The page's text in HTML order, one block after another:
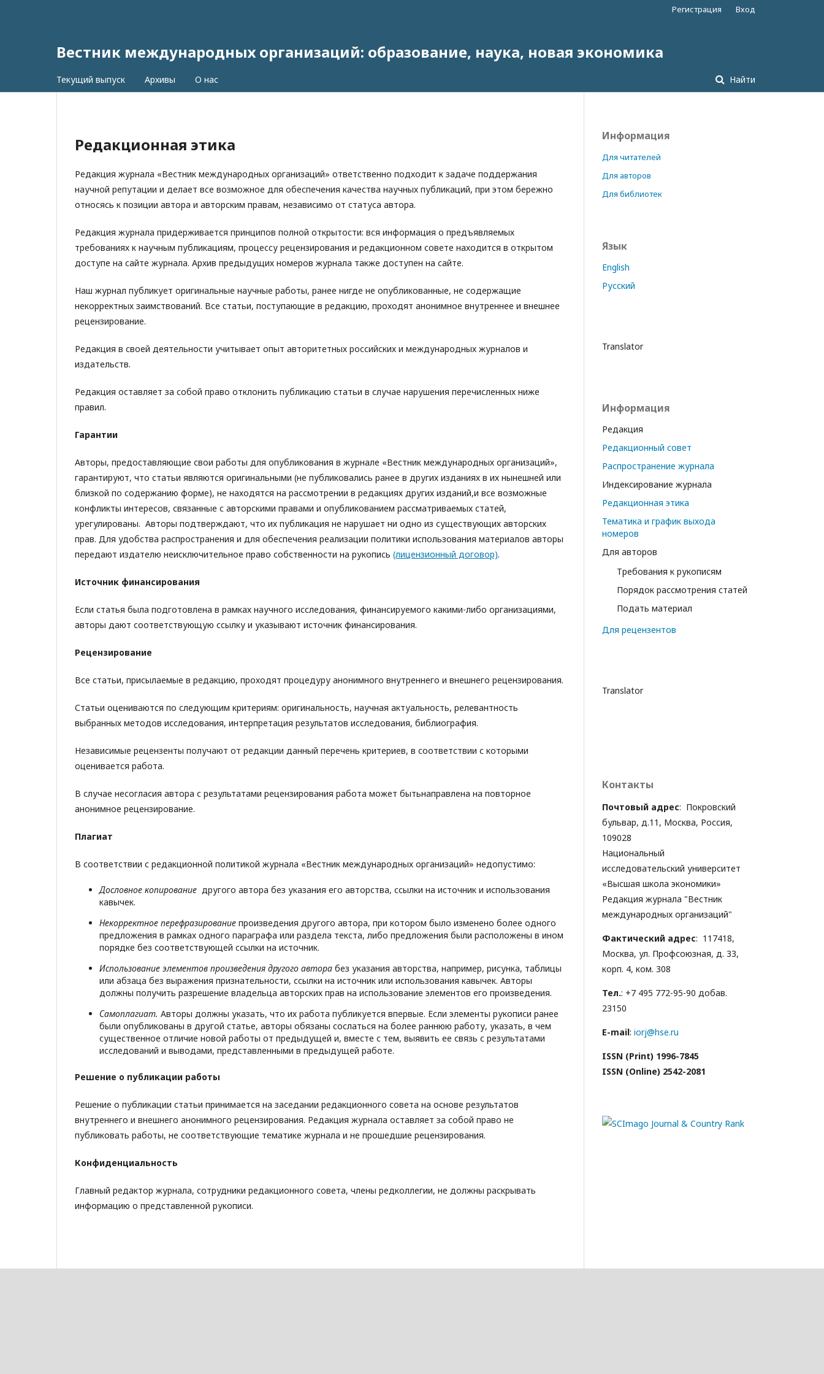
Вестник международных организаций: образование, наука, новая экономика
Текущий выпуск Архивы О нас Найти
Регистрация Вход
Редакционная этика
Редакция журнала «Вестник международных организаций» ответственно подходит к задаче поддержания
научной репутации и делает все возможное для обеспечения качества научных публикаций, при этом бережно
относясь к позиции автора и авторским правам, независимо от статуса автора.
Редакция журнала придерживается принципов полной открытости: вся информация о предъявляемых
требованиях к научным публикациям, процессу рецензирования и редакционном совете находится в открытом
доступе на сайте журнала. Архив предыдущих номеров журнала также доступен на сайте.
Наш журнал публикует оригинальные научные работы, ранее нигде не опубликованные, не содержащие
некорректных заимствований. Все статьи, поступающие в редакцию, проходят анонимное внутреннее и внешнее
рецензирование.
Редакция в своей деятельности учитывает опыт авторитетных российских и международных журналов и
издательств.
Редакция оставляет за собой право отклонить публикацию статьи в случае нарушения перечисленных ниже
правил.
Гарантии
Авторы, предоставляющие свои работы для опубликования в журнале «Вестник международных организаций»,
гарантируют, что статьи являются оригинальными (не публиковались ранее в других изданиях в их нынешней или
близкой по содержанию форме), не находятся на рассмотрении в редакциях других изданий,и все возможные
конфликты интересов, связанные с авторскими правами и опубликованием рассматриваемых статей,
урегулированы. Авторы подтверждают, что их публикация не нарушает ни одно из существующих авторских
прав. Для удобства распространения и для обеспечения реализации политики использования материалов авторы
передают издателю неисключительное право собственности на рукопись (лицензионный договор).
Источник финансирования
Если статья была подготовлена в рамках научного исследования, финансируемого какими-либо организациями,
авторы дают соответствующую ссылку и указывают источник финансирования.
Рецензирование
Все статьи, присылаемые в редакцию, проходят процедуру анонимного внутреннего и внешнего рецензирования.
Статьи оцениваются по следующим критериям: оригинальность, научная актуальность, релевантность
выбранных методов исследования, интерпретация результатов исследования, библиография.
Независимые рецензенты получают от редакции данный перечень критериев, в соответствии с которыми
оценивается работа.
В случае несогласия автора с результатами рецензирования работа может бытьнаправлена на повторное
анонимное рецензирование.
Плагиат
В соответствии с редакционной политикой журнала «Вестник международных организаций» недопустимо:
Дословное копирование другого автора без указания его авторства, ссылки на источник и использования
кавычек.
Некорректное перефразирование произведения другого автора, при котором было изменено более одного
предложения в рамках одного параграфа или раздела текста, либо предложения были расположены в ином
порядке без соответствующей ссылки на источник.
Использование элементов произведения другого автора без указания авторства, например, рисунка, таблицы
или абзаца без выражения признательности, ссылки на источник или использования кавычек. Авторы
должны получить разрешение владельца авторских прав на использование элементов его произведения.
Самоплагиат. Авторы должны указать, что их работа публикуется впервые. Если элементы рукописи ранее
были опубликованы в другой статье, авторы обязаны сослаться на более раннюю работу, указать, в чем
существенное отличие новой работы от предыдущей и, вместе с тем, выявить ее связь с результатами
исследований и выводами, представленными в предыдущей работе.
Решение о публикации работы
Решение о публикации статьи принимается на заседании редакционного совета на основе результатов
внутреннего и внешнего анонимного рецензирования. Редакция журнала оставляет за собой право не
публиковать работы, не соответствующие тематике журнала и не прошедшие рецензирования.
Конфиденциальность
Главный редактор журнала, сотрудники редакционного совета, члены редколлегии, не должны раскрывать
информацию о представленной рукописи.
Информация
Для читателей
Для авторов
Для библиотек
Язык
English
Русский
Translator
Информация
Редакция
Редакционный совет
Распространение журнала
Индексирование журнала
Редакционная этика
Тематика и график выхода
номеров
Для авторов
Требования к рукописям
Порядок рассмотрения статей
Подать материал
Для рецензентов
Translator
Контакты
Почтовый адрес: Покровский
бульвар, д.11, Москва, Россия,
109028
Национальный
исследовательский университет
«Высшая школа экономики»
Редакция журнала "Вестник
международных организаций"
Фактический адрес: 117418,
Москва, ул. Профсоюзная, д. 33,
корп. 4, ком. 308
Тел.: +7 495 772-95-90 добав.
23150
E-mail: iorj@hse.ru
ISSN (Print) 1996-7845
ISSN (Online) 2542-2081